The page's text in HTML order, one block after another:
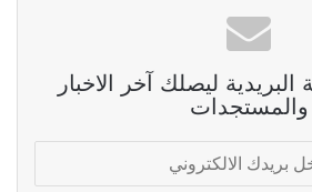
البريدية ليصلك آخر الاخبار
والمستجدات